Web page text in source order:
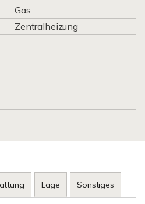
Gas
Zentralheizung
Lage Sonstiges